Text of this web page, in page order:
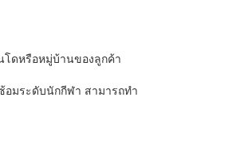
โดหรือหมู่บ้านของลูกค้า
อมระดับนักกีฬา สามารถทำ